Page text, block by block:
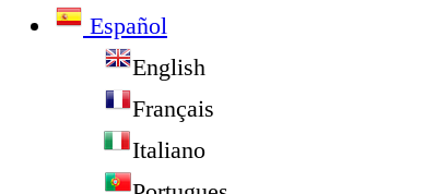
Español
English
Français
Italiano